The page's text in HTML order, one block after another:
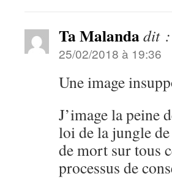
Ta Malandadit :
25/02/2018 à 19:36
Une image
J’image la peine
loi de la jungle
de mort sur tous
processus de